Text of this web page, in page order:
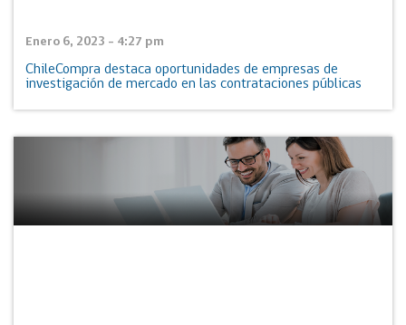
Enero 6, 2023 - 4:27 pm
ChileCompra destaca oportunidades de empresas de
investigación de mercado en las contrataciones públicas